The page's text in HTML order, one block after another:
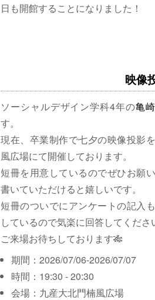
日も開館することになりました！
映像
ソーシャルデザイン学科4年の亀
す。
現在、卒業制作で七夕の映像投影
風広場にて開催しております。
短冊を用意しているのでぜひお願
書いていただけると嬉しいです。
短冊のついでにアンケートの記入
しているので気楽に回答してくださ
ご来場お待ちしております🎋
期間：2026/07/06-2026/07/07
時間：19:30 - 20:30
会場：九産大北門楠風広場